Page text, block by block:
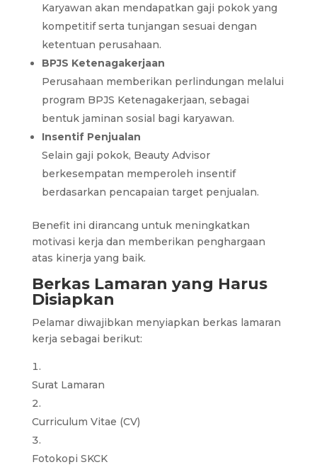
Karyawan akan mendapatkan gaji pokok yang
kompetitif serta tunjangan sesuai dengan
ketentuan perusahaan.
BPJS Ketenagakerjaan
Perusahaan memberikan perlindungan melalui
program BPJS Ketenagakerjaan, sebagai
bentuk jaminan sosial bagi karyawan.
Insentif Penjualan
Selain gaji pokok, Beauty Advisor
berkesempatan memperoleh insentif
berdasarkan pencapaian target penjualan.
Benefit ini dirancang untuk meningkatkan
motivasi kerja dan memberikan penghargaan
atas kinerja yang baik.
Berkas Lamaran yang Harus
Disiapkan
Pelamar diwajibkan menyiapkan berkas lamaran
kerja sebagai berikut:
Surat Lamaran
Curriculum Vitae (CV)
Fotokopi SKCK